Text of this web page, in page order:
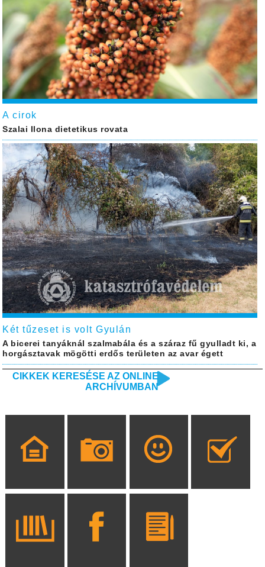
A cirok
Szalai Ilona dietetikus rovata
Két tűzeset is volt Gyulán
A bicerei tanyáknál szalmabála és a száraz fű gyulladt ki, a
horgásztavak mögötti erdős területen az avar égett
CIKKEK KERESÉSE AZ ONLINE
ARCHÍVUMBAN